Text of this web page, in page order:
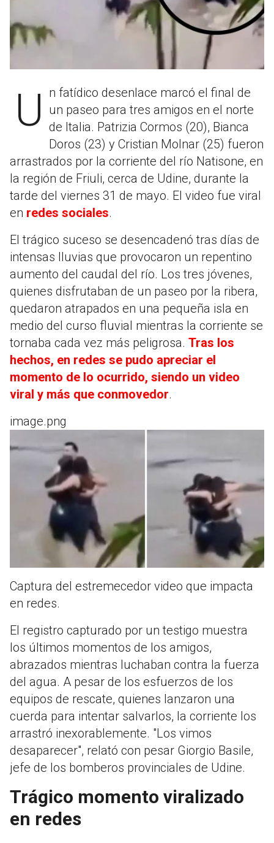
Un fatídico desenlace marcó el final de
un paseo para tres amigos en el norte
de Italia. Patrizia Cormos (20), Bianca
Doros (23) y Cristian Molnar (25) fueron
arrastrados por la corriente del río Natisone, en
la región de Friuli, cerca de Udine, durante la
tarde del viernes 31 de mayo. El video fue viral
en redes sociales.
El trágico suceso se desencadenó tras días de
intensas lluvias que provocaron un repentino
aumento del caudal del río. Los tres jóvenes,
quienes disfrutaban de un paseo por la ribera,
quedaron atrapados en una pequeña isla en
medio del curso fluvial mientras la corriente se
tornaba cada vez más peligrosa. Tras los
hechos, en redes se pudo apreciar el
momento de lo ocurrido, siendo un video
viral y más que conmovedor.
image.png
Captura del estremecedor video que impacta
en redes.
El registro capturado por un testigo muestra
los últimos momentos de los amigos,
abrazados mientras luchaban contra la fuerza
del agua. A pesar de los esfuerzos de los
equipos de rescate, quienes lanzaron una
cuerda para intentar salvarlos, la corriente los
arrastró inexorablemente. "Los vimos
desaparecer", relató con pesar Giorgio Basile,
jefe de los bomberos provinciales de Udine.
Trágico momento viralizado
en redes